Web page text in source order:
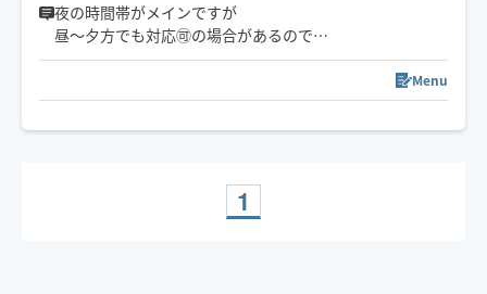
夜の時間帯がメインですが
昼〜夕方でも対応🉑の場合があるので
お気軽にご相談ください☺️
※倉敷市は中庄までとさせてくださいm(_ _)m
Menu
1